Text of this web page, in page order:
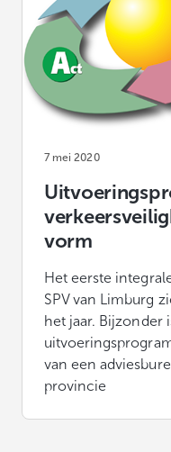
7 mei 2020
vorm
Het eerste
SPV van Limburg
het jaar. Bijzonder
van een
provincie